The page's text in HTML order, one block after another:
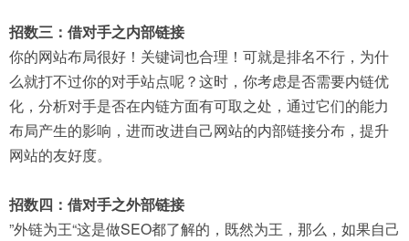
招数三：借对手之内部链接
你的网站布局很好！关键词也合理！可就是排名不行，为什
么就打不过你的对手站点呢？这时，你考虑是否需要内链优
化，分析对手是否在内链方面有可取之处，通过它们的能力
布局产生的影响，进而改进自己网站的内部链接分布，提升
网站的友好度。
招数四：借对手之外部链接
”外链为王“这是做SEO都了解的，既然为王，那么，如果自己